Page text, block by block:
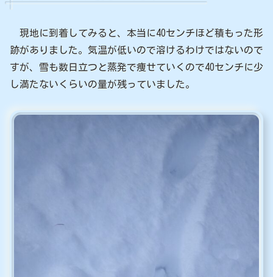
現地に到着してみると、本当に40センチほど積もった形
跡がありました。気温が低いので溶けるわけではないので
すが、雪も数日立つと蒸発で痩せていくので40センチに少
し満たないくらいの量が残っていました。